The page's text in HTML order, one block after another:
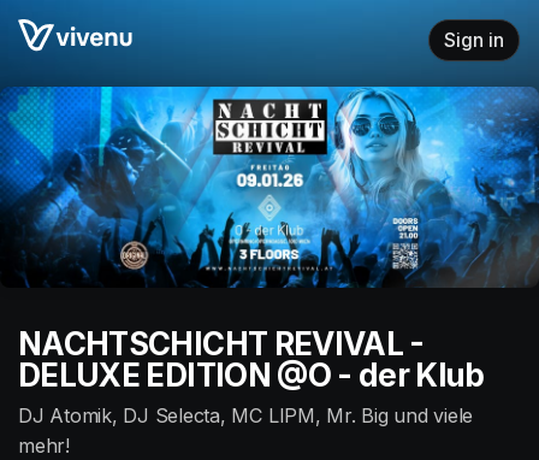
Skip header
Sign in
NACHTSCHICHT REVIVAL -
DELUXE EDITION @O - der Klub
DJ Atomik, DJ Selecta, MC LIPM, Mr. Big und viele
mehr!